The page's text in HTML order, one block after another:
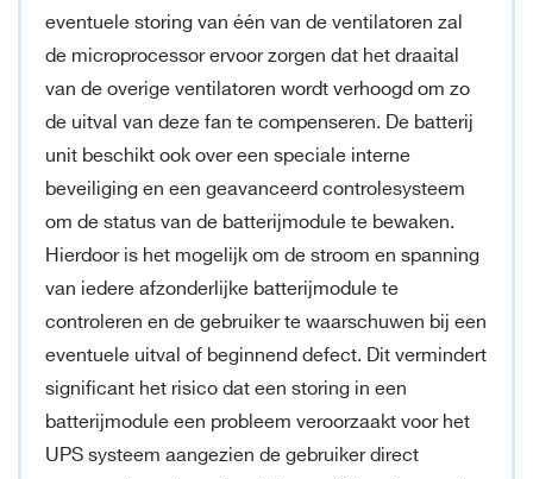
eventuele storing van één van de ventilatoren zal
de microprocessor ervoor zorgen dat het draaital
van de overige ventilatoren wordt verhoogd om zo
de uitval van deze fan te compenseren. De batterij
unit beschikt ook over een speciale interne
beveiliging en een geavanceerd controlesysteem
om de status van de batterijmodule te bewaken.
Hierdoor is het mogelijk om de stroom en spanning
van iedere afzonderlijke batterijmodule te
controleren en de gebruiker te waarschuwen bij een
eventuele uitval of beginnend defect. Dit vermindert
significant het risico dat een storing in een
batterijmodule een probleem veroorzaakt voor het
UPS systeem aangezien de gebruiker direct